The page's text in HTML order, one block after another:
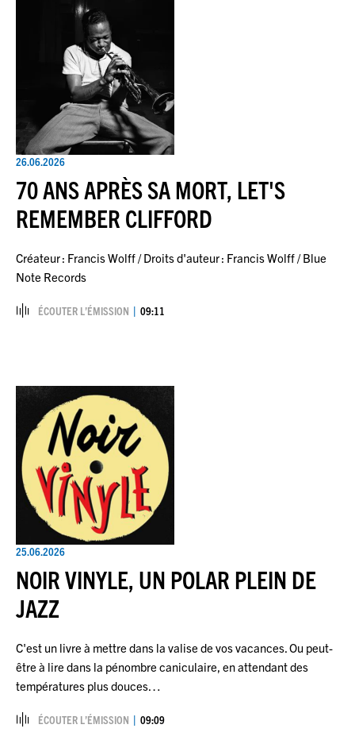
26.06.2026
70 ANS APRÈS SA MORT, LET'S
REMEMBER CLIFFORD
Créateur : Francis Wolff / Droits d'auteur : Francis Wolff / Blue
Note Records
ÉCOUTER L’ÉMISSION 09:11
25.06.2026
NOIR VINYLE, UN POLAR PLEIN DE
JAZZ
C'est un livre à mettre dans la valise de vos vacances. Ou peut-
être à lire dans la pénombre caniculaire, en attendant des
températures plus douces…
ÉCOUTER L’ÉMISSION 09:09